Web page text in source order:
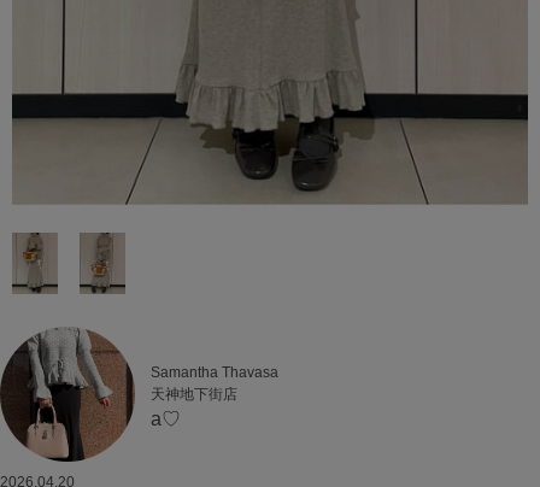
Samantha Thavasa
天神地下街店
a♡
2026.04.20